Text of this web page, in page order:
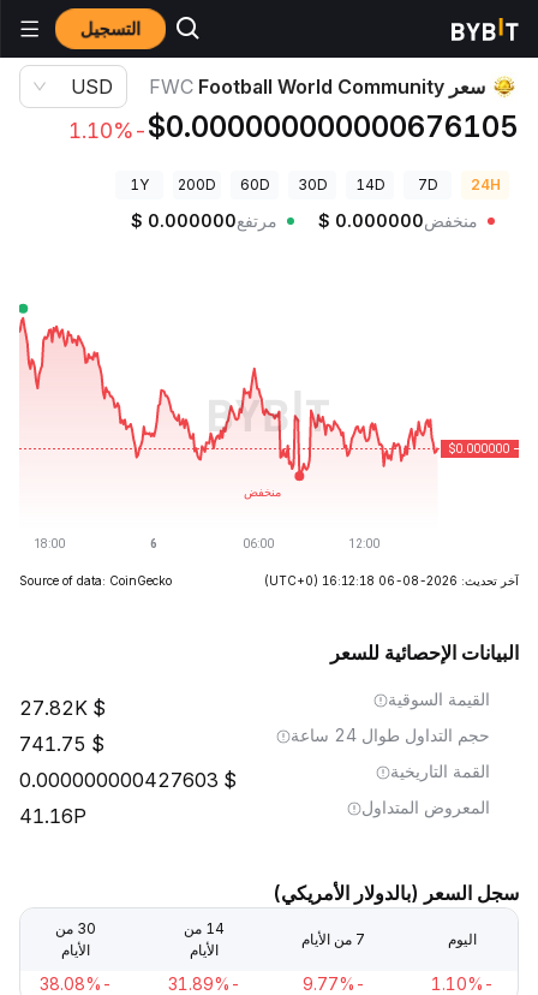
التسجيل أسعار العملات الرقمية
سعر Football World Community FWC
$0.000000000000676105
-1.10%
USD
24H
7D
14D
30D
60D
200D
1Y
منخفض $ 0.000000 مرتفع $ 0.000000
آخر تحديث: 2026-08-06 16:12:18 (UTC+0)
Source of data: CoinGecko
البيانات الإحصائية للسعر
القيمة السوقية 27.82K
حجم التداول طوال 24 ساعة 741.75
القمة التاريخية 0.000000000427603
المعروض المتداول 41.16P
سجل السعر (بالدولار الأمريكي)
اليوم 7 من الأيام
14 من
الأيام
30 من
الأيام
-1.10%
-9.77%
-31.89%
-38.08%